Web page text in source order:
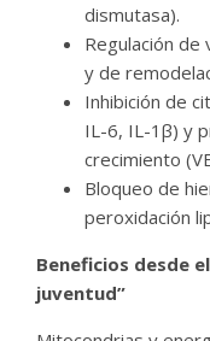
dismutasa).
Regulación
y de
Inhibición de
IL-6, IL-1β) y
crecimiento
Bloqueo de
peroxidación
Beneficios desde
juventud”